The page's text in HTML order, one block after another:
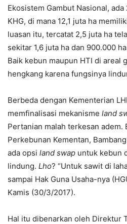
Ekosistem Gambut Nasional,
KHG, di mana 12,1 juta ha
luasan itu, tercatat 2,5 juta ha
sekitar 1,6 juta ha dan 900.000
Baik kebun maupun HTI di areal
hengkang karena fungsinya
Berbeda dengan Kementerian
memfinalisasi mekanisme land
Pertanian malah terkesan adem.
Perkebunan Kementan,
ada opsi land swap untuk kebun
lindung. Lho? “Untuk sawit di
sampai Hak Guna Usaha-nya
Kamis (30/3/2017).
Hal itu dibenarkan oleh Direktur